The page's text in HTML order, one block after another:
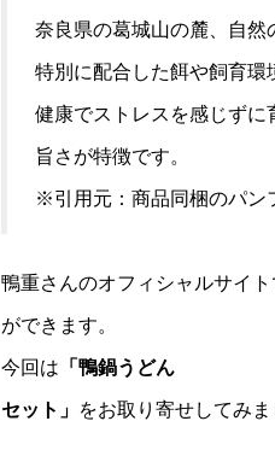
奈良県の葛城山の麓、自然
特別に配合した餌や飼育環
健康でストレスを感じず
旨さが特徴です。
※引用元：商品同梱のパン
鴨重さんのオフィシャルサイ
ができます。
今回は 「鴨鍋うどん
セット」 をお取り寄せしてみま